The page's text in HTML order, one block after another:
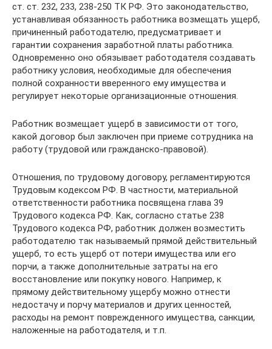
ст. ст. 232, 233, 238-250 ТК РФ. Это законодательство,
устанавливая обязанность работника возме­щать ущерб,
причиненный работодателю, предусматривает и
гарантии сохранения заработной платы работника.
Одновременно оно обязывает работодателя создавать
работнику условия, необходимые для обеспе­чения
полной сохранности вверенного ему имущества и
регулирует некоторые организационные отношения.
Работник возмещает ущерб в зависимости от того,
какой договор был заключен при приеме сотрудника на
работу (трудовой или гражданско-правовой).
Отношения, по трудовому договору, регламентируются
Трудовым кодексом РФ. В частности, материальной
ответственности работника посвящена глава 39
Трудового кодекса РФ. Как, согласно статье 238
Трудового кодекса РФ, работник должен возместить
работодателю так называемый прямой действительный
ущерб, то есть ущерб от потери имущества или его
порчи, а также дополнительные затраты на его
восстановление или покупку нового. Например, к
прямому действительному ущербу можно отнести
недостачу и порчу материалов и других ценностей,
расходы на ремонт поврежденного имущества, санкции,
наложенные на работодателя, и т.п.